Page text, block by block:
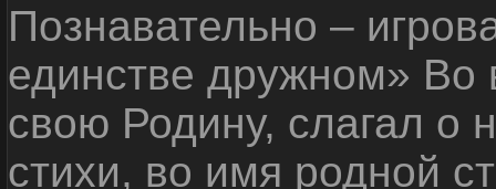
Познавательно –
единстве дружном»
свою Родину, слагал о
стихи, во имя родной